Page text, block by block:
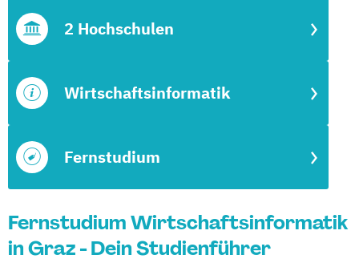
Fernstudium
Wirtschaftsinformatik
2 Hochschulen
Fernstudium Wirtschaftsinformatik
in Graz - Dein Studienführer